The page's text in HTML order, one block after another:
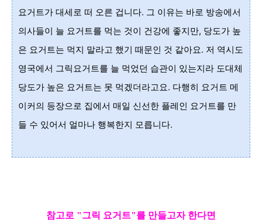
요거트가 대세로 떠 오른 겁니다. 그 이유는 바로 방송에서
의사들이 늘 요거트를 먹는 것이 건강에 좋지만, 당도가 높
은 요거트는 먹지 말라고 했기 때문인 것 같아요. 저 역시도
영국에서 그릭요거트를 늘 먹었던 습관이 있는지라 도대체
당도가 높은 요거트는 못 먹겠더라고요. 다행히 요거트 메
이커의 등장으로 집에서 매일 신선한 플레인 요거트를 만
들 수 있어서 얼마나 행복한지 모릅니다.
참고로 "그릭 요거트"를 만들고자 한다면